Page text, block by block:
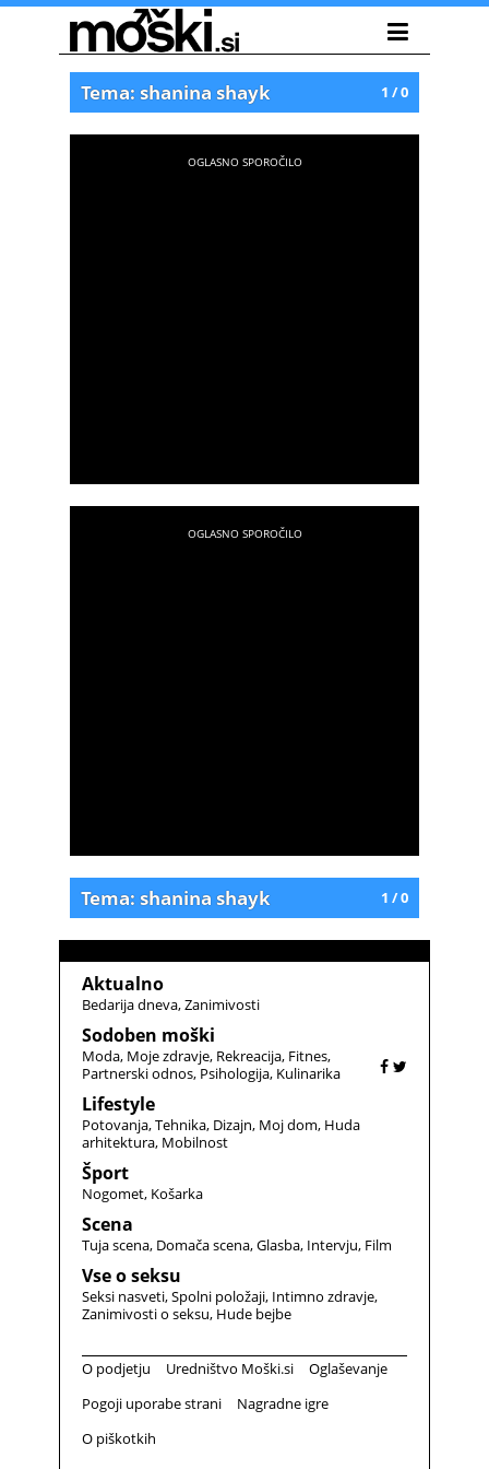
1 / 0
Tema: shanina shayk
1 / 0
Tema: shanina shayk
Aktualno
Bedarija dneva Zanimivosti
Sodoben moški
Moda Moje zdravje Rekreacija Fitnes
Partnerski odnos Psihologija Kulinarika
Lifestyle
Potovanja Tehnika Dizajn Moj dom Huda
arhitektura Mobilnost
Šport
Nogomet Košarka
Scena
Tuja scena Domača scena Glasba Intervju Film
Vse o seksu
Seksi nasveti Spolni položaji Intimno zdravje
Zanimivosti o seksu Hude bejbe
O podjetju Uredništvo Moški.si
Oglaševanje
Pogoji uporabe strani
Nagradne igre
O piškotkih